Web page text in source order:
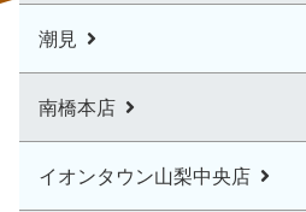
潮見
南橋本店
イオンタウン山梨中央店